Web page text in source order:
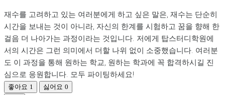
재수를 고려하고 있는 여러분에게 하고 싶은 말은, 재수는 단순히
시간을 보내는 것이 아니라, 자신의 한계를 시험하고 꿈을 향해 한
걸음 더 나아가는 과정이라는 것입니다. 저에게 탑스터디학원에
서의 시간은 그런 의미에서 더할 나위 없이 소중했습니다. 여러분
도 이 과정을 통해 원하는 학교, 원하는 학과에 꼭 합격하시길 진
심으로 응원합니다. 모두 파이팅하세요!
좋아요 1 싫어요 0